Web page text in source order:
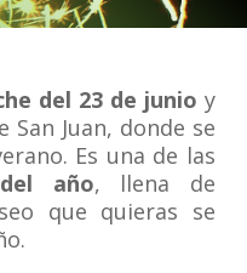
del 23 de junio y
San Juan, donde se
Es una de las
año, llena de
que quieras se